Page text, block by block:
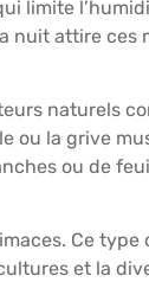
limite
nuit attire ces
naturels
ou la grive
ou de
Ce type
et la